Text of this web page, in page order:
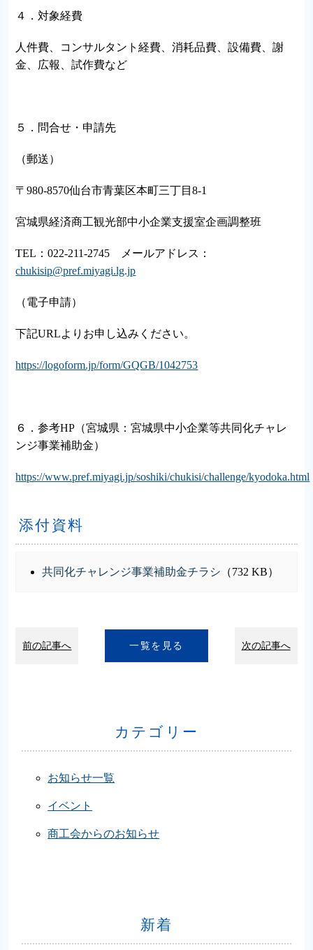
４．対象経費
人件費、コンサルタント経費、消耗品費、設備費、謝
金、広報、試作費など
５．問合せ・申請先
（郵送）
〒980-8570仙台市青葉区本町三丁目8-1
宮城県経済商工観光部中小企業支援室企画調整班
TEL：022-211-2745 メールアドレス：
chukisip@pref.miyagi.lg.jp
（電子申請）
下記URLよりお申し込みください。
https://logoform.jp/form/GQGB/1042753
６．参考HP（宮城県：宮城県中小企業等共同化チャレ
ンジ事業補助金）
https://www.pref.miyagi.jp/soshiki/chukisi/challenge/kyodoka.html
添付資料
共同化チャレンジ事業補助金チラシ （732 KB）
前の記事へ 一覧を見る 次の記事へ
カテゴリー
お知らせ一覧
イベント
商工会からのお知らせ
新着